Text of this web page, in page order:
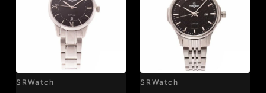
SRWatch SRWatch